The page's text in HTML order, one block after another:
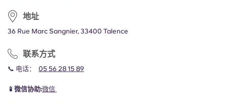
地址
36 Rue Marc Sangnier, 33400 Talence
联系方式
📞 电话： 05 56 28 15 89
📱微信协助:微信